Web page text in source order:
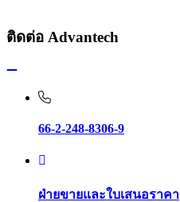
ติดต่อ Advantech
66-2-248-8306-9
ฝ่ายขายและใบเสนอราคา